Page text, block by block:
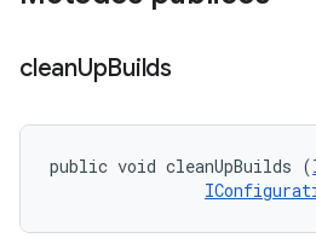
cleanUpBuilds
public void cleanUpBuilds (